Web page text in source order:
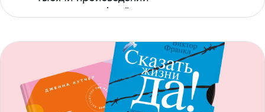
с доступом офлайн